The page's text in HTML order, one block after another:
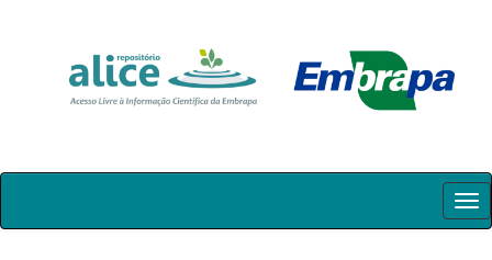
Skip